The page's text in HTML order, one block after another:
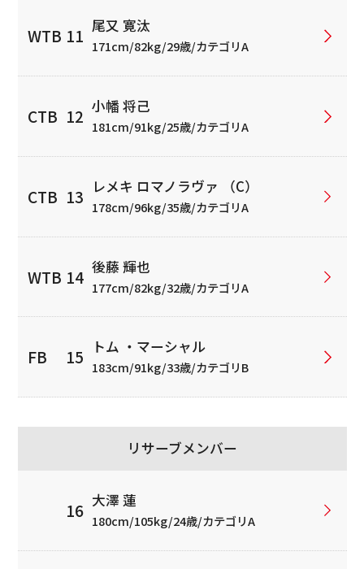
尾又 寛汰
171cm/82kg/29歳/カテゴリA
小幡 将己
181cm/91kg/25歳/カテゴリA
レメキ ロマノラヴァ （C）
178cm/96kg/35歳/カテゴリA
後藤 輝也
177cm/82kg/32歳/カテゴリA
トム ・マーシャル
183cm/91kg/33歳/カテゴリB
リサーブメンバー
大澤 蓮
180cm/105kg/24歳/カテゴリA